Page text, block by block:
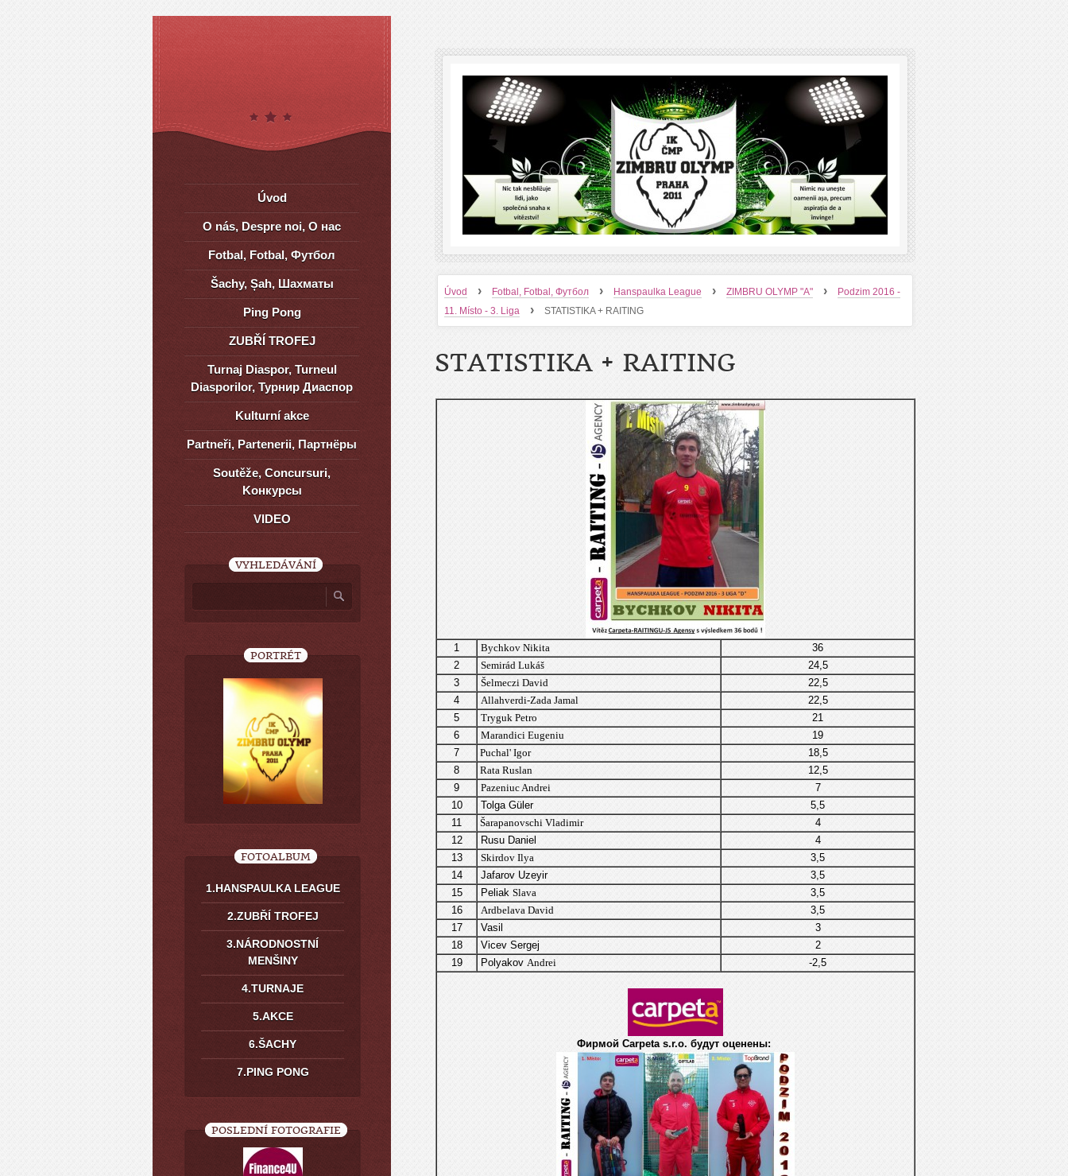
Úvod › Fotbal, Fotbal, Футбол › Hanspaulka League › ZIMBRU OLYMP "A" ›
Podzim 2016 -
11. Místo - 3. Liga
› STATISTIKA + RAITING
STATISTIKA + RAITING
1 Bychkov Nikita
36
2
Semirád Lukáš
24,5
3
Šelmeczi David
22,5
4
Allahverdi-Zada Jamal
22,5
5
Tryguk Petro
21
6
Marandici Eugeniu
19
7
Puchal' Igor
18,5
8
Rata Ruslan
12,5
9
Pazeniuc Andrei
7
10
Tolga Güler
5,5
11
Šarapanovschi Vladimir
4
12
Rusu Daniel
4
13
Skirdov Ilya
3,5
14
Jafarov Uzeyir
3,5
15
Peliak Slava
3,5
16
Ardbelava David
3,5
17
Vasil
3
18
Vicev Sergej
2
19
Polyakov Andrei -2,5
Фирмой Carpeta s.r.o. будут оценены:
Úvod
O nás, Despre noi, О нас
Fotbal, Fotbal, Футбол
Šachy, Șah, Шахматы
Ping Pong
ZUBŘÍ TROFEJ
Turnaj Diaspor, Turneul
Diasporilor, Турнир Диаспор
Kulturní akce
Partneři, Partenerii, Партнёры
Soutěže, Concursuri,
Kонкурсы
VIDEO
VYHLEDÁVÁNÍ
PORTRÉT
FOTOALBUM
1.HANSPAULKA LEAGUE
2.ZUBŘÍ TROFEJ
3.NÁRODNOSTNÍ
MENŠINY
4.TURNAJE
5.AKCE
6.ŠACHY
7.PING PONG
POSLEDNÍ FOTOGRAFIE